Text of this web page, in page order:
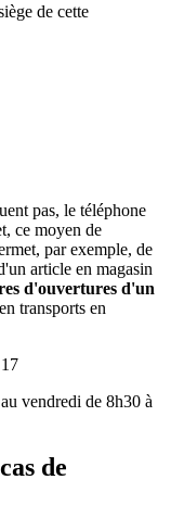
de cette
pas, le téléphone
ce moyen de
par exemple, de
article en magasin
d'ouvertures d'un
transports en
vendredi de 8h30 à
de